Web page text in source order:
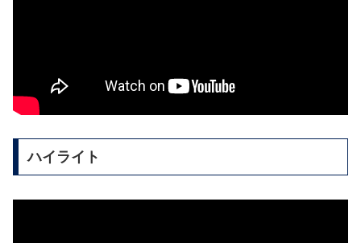
ハイライト